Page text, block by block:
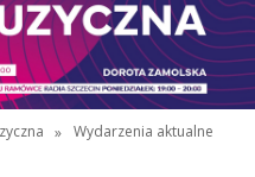
» Wydarzenia aktualne